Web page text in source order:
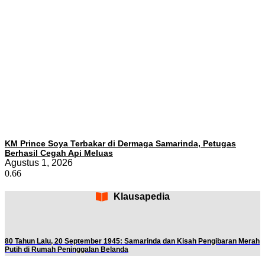
KM Prince Soya Terbakar di Dermaga Samarinda, Petugas
Berhasil Cegah Api Meluas
Agustus 1, 2026
Klausapedia
80 Tahun Lalu, 20 September 1945: Samarinda dan Kisah Pengibaran Merah
Putih di Rumah Peninggalan Belanda